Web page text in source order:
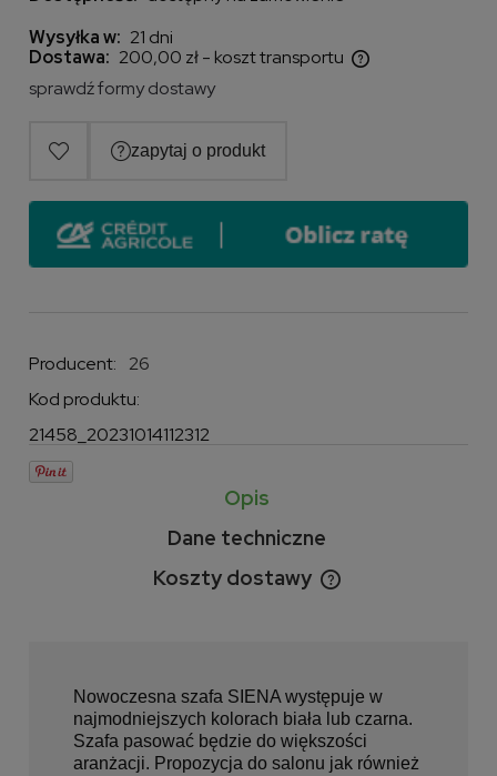
Wysyłka w: 21 dni
Dostawa: 200,00 zł- koszt transportu
Cena nie zawiera ewentualnych kosztów płatności
sprawdź formy dostawy
Producent:
26
Kod produktu:
21458_20231014112312
Opis
Dane techniczne
Koszty dostawy
Cena nie zawiera ewentualnych kosztów płatności
Nowoczesna szafa SIENA występuje w
najmodniejszych kolorach biała lub czarna.
Szafa pasować będzie do większości
aranżacji. Propozycja do salonu jak również